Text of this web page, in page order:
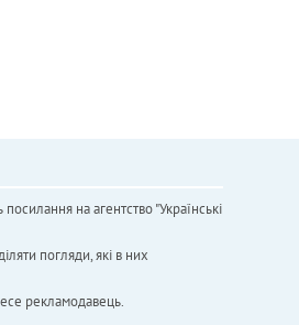
на агентство "Українськi
погляди, які в них
рекламодавець.